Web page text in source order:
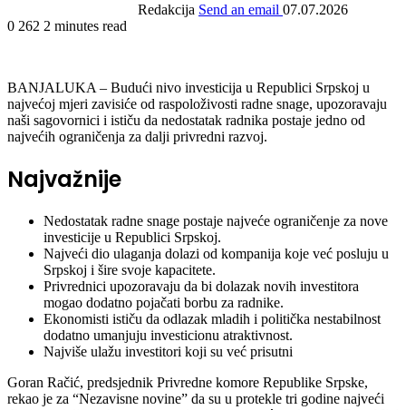
Redakcija Send an email 07.07.2026
0 262 2 minutes read
BANJALUKA – Budući nivo investicija u Republici Srpskoj u
najvećoj mjeri zavisiće od raspoloživosti radne snage, upozoravaju
naši sagovornici i ističu da nedostatak radnika postaje jedno od
najvećih ograničenja za dalji privredni razvoj.
Najvažnije
Nedostatak radne snage postaje najveće ograničenje za nove
investicije u Republici Srpskoj.
Najveći dio ulaganja dolazi od kompanija koje već posluju u
Srpskoj i šire svoje kapacitete.
Privrednici upozoravaju da bi dolazak novih investitora
mogao dodatno pojačati borbu za radnike.
Ekonomisti ističu da odlazak mladih i politička nestabilnost
dodatno umanjuju investicionu atraktivnost.
Najviše ulažu investitori koji su već prisutni
Goran Račić, predsjednik Privredne komore Republike Srpske,
rekao je za “Nezavisne novine” da su u protekle tri godine najveći